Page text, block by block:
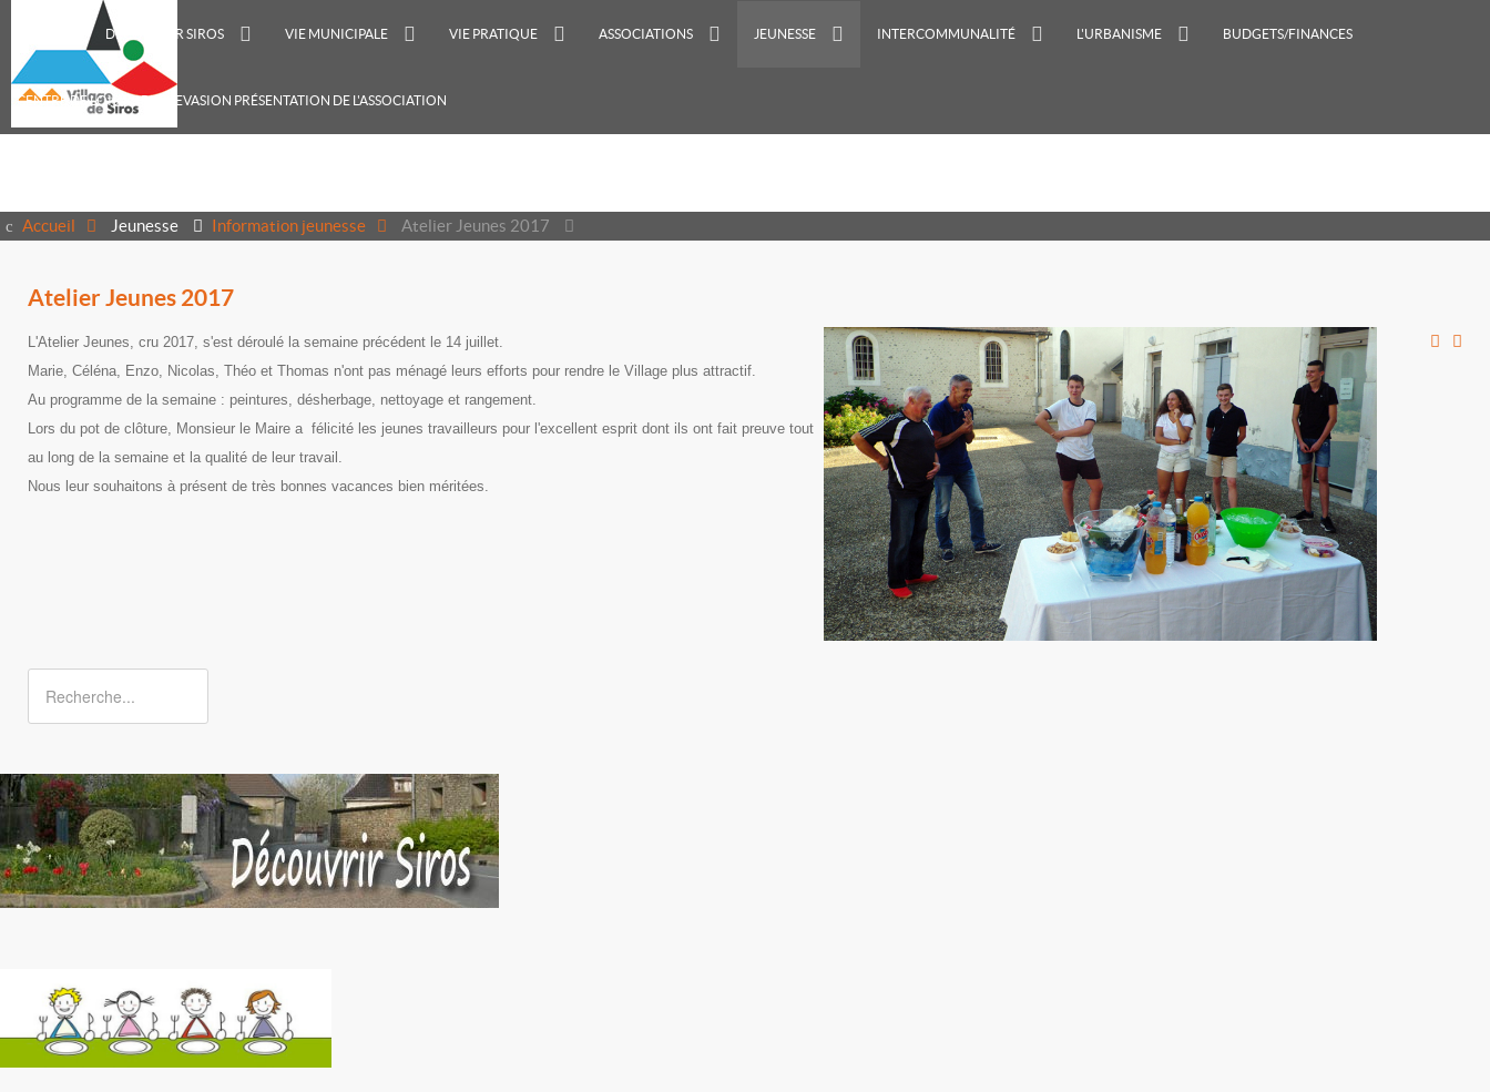
DÉCOUVRIR SIROS VIE MUNICIPALE VIE PRATIQUE ASSOCIATIONS JEUNESSE INTERCOMMUNALITÉ L'URBANISME BUDGETS/FINANCES
CENTRE DE LOISIRS RECREVASION PRÉSENTATION DE L'ASSOCIATION
Accueil Jeunesse Information jeunesse Atelier Jeunes 2017
Atelier Jeunes 2017
L'Atelier Jeunes, cru 2017, s'est déroulé la semaine précédent le 14 juillet.
Marie, Céléna, Enzo, Nicolas, Théo et Thomas n'ont pas ménagé leurs efforts pour rendre le Village plus attractif.
Au programme de la semaine : peintures, désherbage, nettoyage et rangement.
Lors du pot de clôture, Monsieur le Maire a félicité les jeunes travailleurs pour l'excellent esprit dont ils ont fait preuve tout
au long de la semaine et la qualité de leur travail.
Nous leur souhaitons à présent de très bonnes vacances bien méritées.